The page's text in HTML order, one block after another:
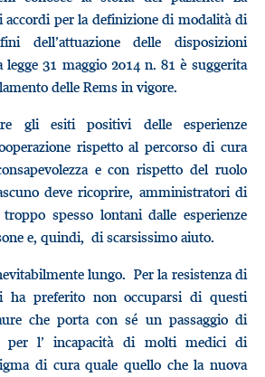
accordi per la definizione di modalità di
dell’attuazione delle disposizioni
31 maggio 2014 n. 81 è suggerita
delle Rems in vigore.
gli esiti positivi delle esperienze
rispetto al percorso di cura
e con rispetto del ruolo
deve ricoprire, amministratori di
spesso lontani dalle esperienze
e, quindi, di scarsissimo aiuto.
lungo. Per la resistenza di
preferito non occuparsi di questi
che porta con sé un passaggio di
per l’ incapacità di molti medici di
di cura quale quello che la nuova